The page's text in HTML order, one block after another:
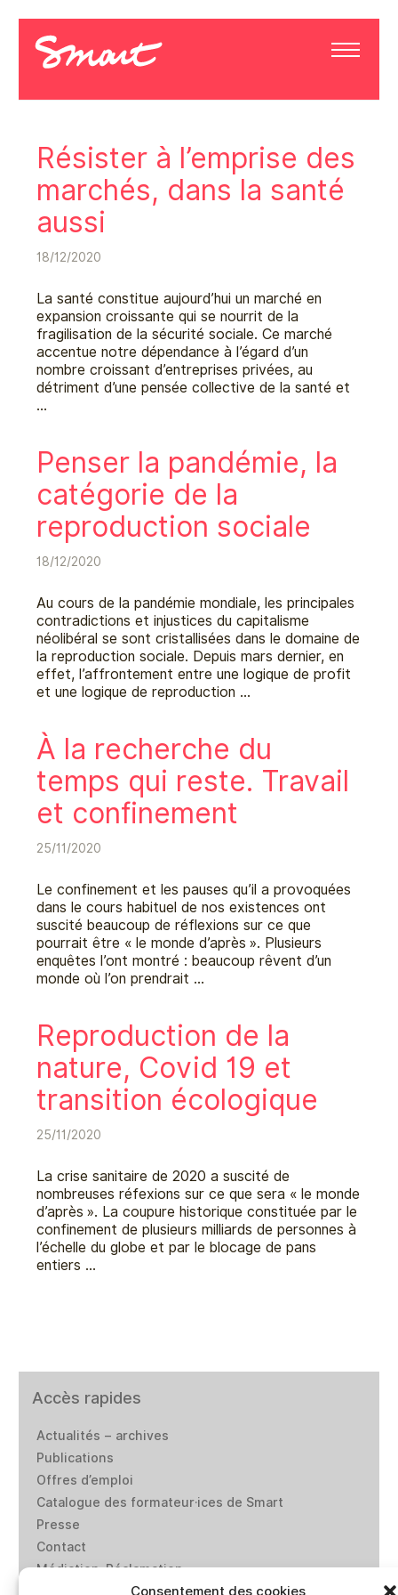
Consentement des cookies
Résister à l’emprise des
marchés, dans la santé
aussi
18/12/2020
La santé constitue aujourd’hui un marché en
expansion croissante qui se nourrit de la
fragilisation de la sécurité sociale. Ce marché
accentue notre dépendance à l’égard d’un
nombre croissant d’entreprises privées, au
détriment d’une pensée collective de la santé et
…
Penser la pandémie, la
catégorie de la
reproduction sociale
18/12/2020
Au cours de la pandémie mondiale, les principales
contradictions et injustices du capitalisme
néolibéral se sont cristallisées dans le domaine de
la reproduction sociale. Depuis mars dernier, en
effet, l’affrontement entre une logique de profit
et une logique de reproduction …
À la recherche du
temps qui reste. Travail
et confinement
25/11/2020
Le confinement et les pauses qu’il a provoquées
dans le cours habituel de nos existences ont
suscité beaucoup de réflexions sur ce que
pourrait être « le monde d’après ». Plusieurs
enquêtes l’ont montré : beaucoup rêvent d’un
monde où l’on prendrait …
Reproduction de la
nature, Covid 19 et
transition écologique
25/11/2020
La crise sanitaire de 2020 a suscité de
nombreuses réfexions sur ce que sera « le monde
d’après ». La coupure historique constituée par le
confinement de plusieurs milliards de personnes à
l’échelle du globe et par le blocage de pans
entiers …
Accès rapides
Actualités – archives
Publications
Offres d’emploi
Catalogue des formateur·ices de Smart
Presse
Contact
Médiation-Réclamation
Politique de protection des données personnelles